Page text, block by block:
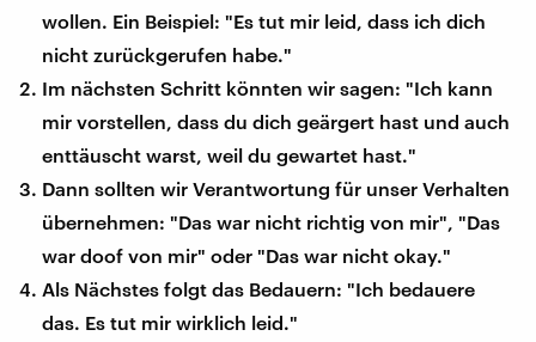
wollen. Ein Beispiel: "Es tut mir leid, dass ich dich
nicht zurückgerufen habe."
Im nächsten Schritt könnten wir sagen: "Ich kann
mir vorstellen, dass du dich geärgert hast und auch
enttäuscht warst, weil du gewartet hast."
Dann sollten wir Verantwortung für unser Verhalten
übernehmen: "Das war nicht richtig von mir", "Das
war doof von mir" oder "Das war nicht okay."
Als Nächstes folgt das Bedauern: "Ich bedauere
das. Es tut mir wirklich leid."